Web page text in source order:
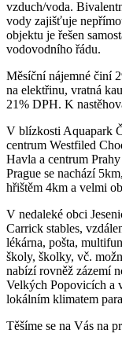
vzduch/voda.
vody zajišťuje
objektu je řešen
vodovodního řádu.
Měsíční nájemné činí
na elektřinu, vratná
21% DPH. K
V blízkosti Aquapark
centrum Westfiled
Havla a centrum
Prague se nachází
hřištěm 4km a velmi
V nedaleké obci
Carrick stables,
lékárna, pošta,
školy, školky, vč.
nabízí rovněž zázemí
Velkých Popovicích a
lokálním klimatem
Těšíme se na Vás na